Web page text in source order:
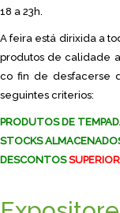
18 a 23h.
A feira está dirixida a
produtos de calidade
co fin de desfacerse
seguintes criterios:
PRODUTOS DE
STOCKS
DESCONTOS